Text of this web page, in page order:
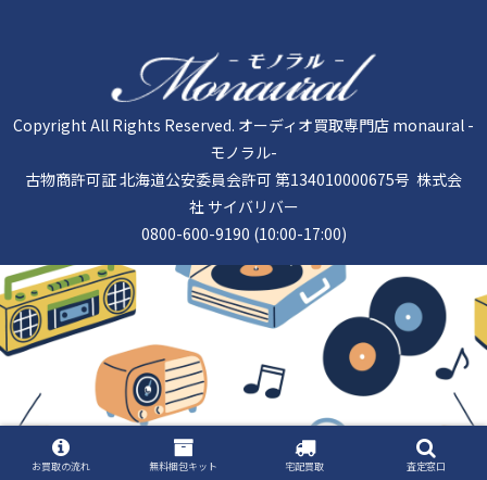
Copyright All Rights Reserved. オーディオ買取専門店 monaural -
モノラル-
古物商許可証 北海道公安委員会許可 第134010000675号 株式会
社 サイバリバー
0800-600-9190 (10:00-17:00)
お買取の流れ 無料梱包キット 宅配買取 査定窓口